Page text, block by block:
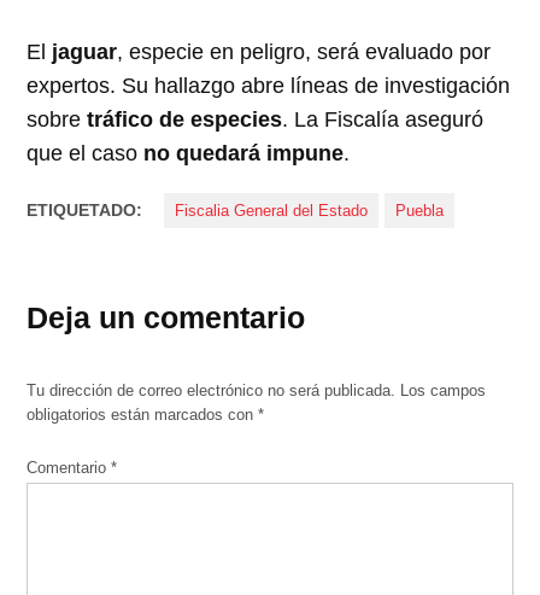
El jaguar, especie en peligro, será evaluado por
expertos. Su hallazgo abre líneas de investigación
sobretráfico de especies. La Fiscalía aseguró
que el caso no quedará impune.
ETIQUETADO: Fiscalia General del Estado Puebla
Deja un comentario
Tu dirección de correo electrónico no será publicada. Los campos
obligatorios están marcados con*
Comentario*